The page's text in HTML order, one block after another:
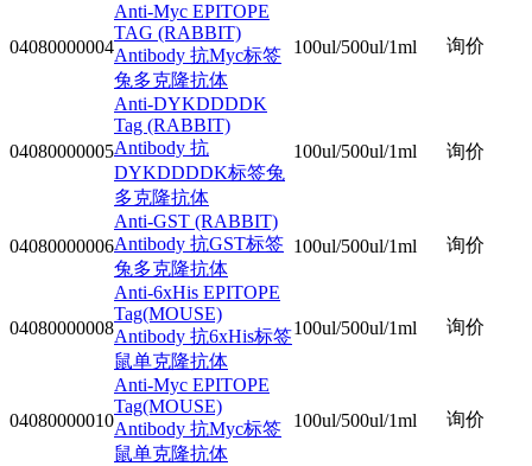
04080000004
Anti-Myc EPITOPE
TAG (RABBIT)
Antibody 抗Myc标签
兔多克隆抗体
100ul/500ul/1ml 询价
04080000005
Anti-DYKDDDDK
Tag (RABBIT)
Antibody 抗
DYKDDDDK标签兔
多克隆抗体
100ul/500ul/1ml 询价
04080000006
Anti-GST (RABBIT)
Antibody 抗GST标签
兔多克隆抗体
100ul/500ul/1ml 询价
04080000008
Anti-6xHis EPITOPE
Tag(MOUSE)
Antibody 抗6xHis标签
鼠单克隆抗体
100ul/500ul/1ml 询价
04080000010
Anti-Myc EPITOPE
Tag(MOUSE)
Antibody 抗Myc标签
鼠单克隆抗体
100ul/500ul/1ml 询价